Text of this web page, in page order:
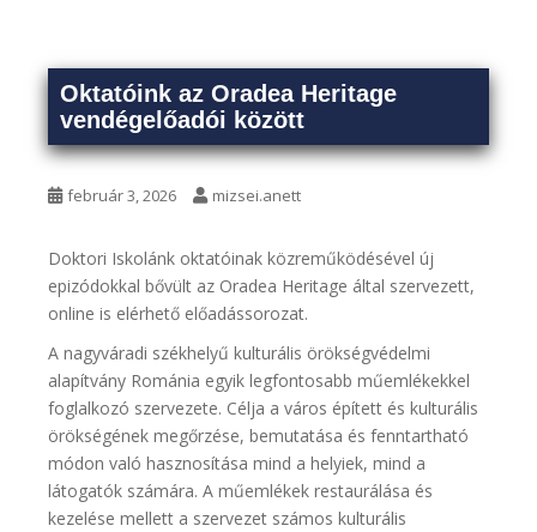
Oktatóink az Oradea Heritage
vendégelőadói között
február 3, 2026 mizsei.anett
Doktori Iskolánk oktatóinak közreműködésével új
epizódokkal bővült az Oradea Heritage által szervezett,
online is elérhető előadássorozat.
A nagyváradi székhelyű kulturális örökségvédelmi
alapítvány Románia egyik legfontosabb műemlékekkel
foglalkozó szervezete. Célja a város épített és kulturális
örökségének megőrzése, bemutatása és fenntartható
módon való hasznosítása mind a helyiek, mind a
látogatók számára. A műemlékek restaurálása és
kezelése mellett a szervezet számos kulturális